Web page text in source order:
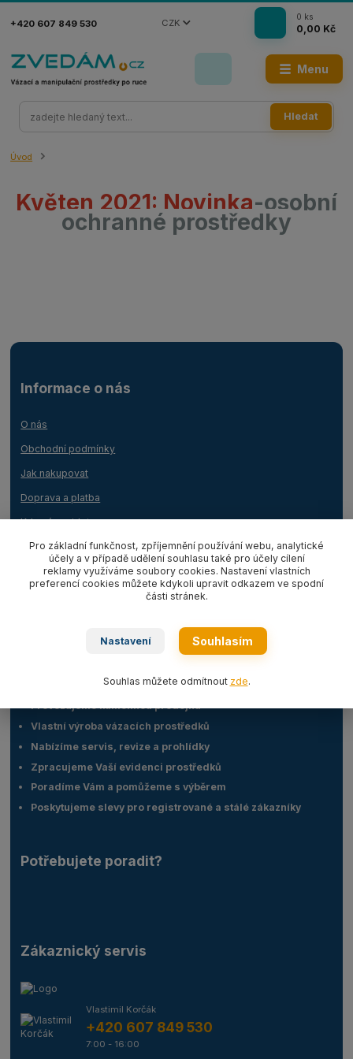
Menu
CZK
Hledat
+420 607 849 530
0 ks
0,00 Kč
Úvod
Květen 2021: Novinka-osobní
ochranné prostředky
Informace o nás
O nás
Obchodní podmínky
Jak nakupovat
Doprava a platba
Kde nás najdete
GDPR
Mapa webu
Proč s námi spolupracovat?
Máme 20 let zkušeností na trhu
Provozujeme kamennou prodejnu
Vlastní výroba vázacích prostředků
Nabízíme servis, revize a prohlídky
Zpracujeme Vaší evidenci prostředků
Poradíme Vám a pomůžeme s výběrem
Poskytujeme slevy pro registrované a stálé zákazníky
Potřebujete poradit?
Zákaznický servis
Vlastimil Korčák
+420 607 849 530
7:00 - 16:00
Pro základní funkčnost, zpříjemnění používání webu, analytické
účely a v případě udělení souhlasu také pro účely cílení
reklamy využíváme soubory cookies. Nastavení vlastních
preferencí cookies můžete kdykoli upravit odkazem ve spodní
části stránek.
Nastavení Souhlasím
Souhlas můžete odmítnout zde.